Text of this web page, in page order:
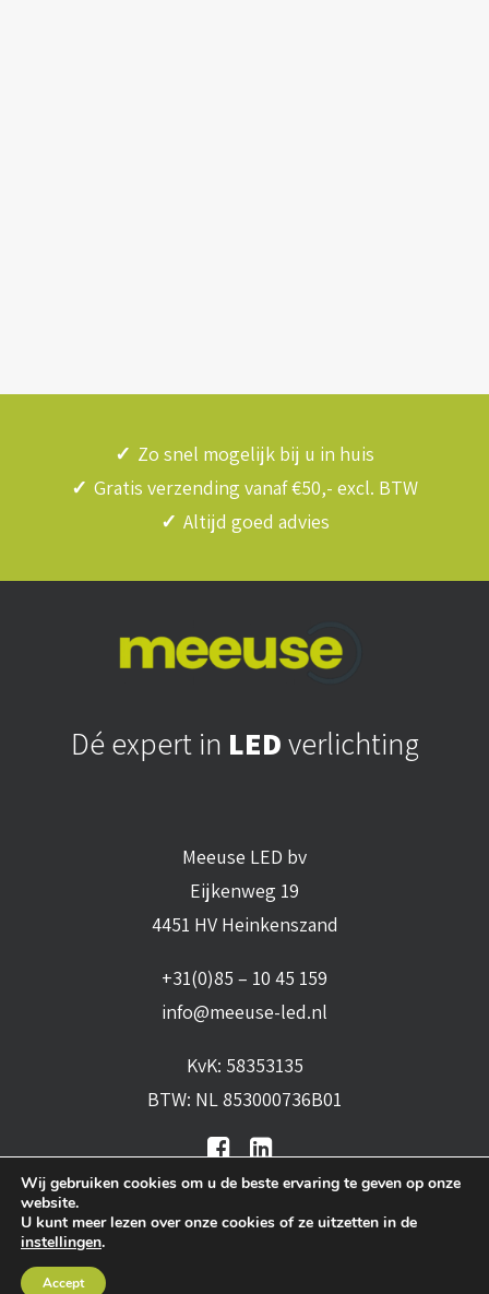
✓ Zo snel mogelijk bij u in huis
✓ Gratis verzending vanaf €50,- excl. BTW
✓ Altijd goed advies
Dé expert in LEDverlichting
Meeuse LED bv
Eijkenweg 19
4451 HV Heinkenszand
+31(0)85 – 10 45 159
info@meeuse-led.nl
KvK: 58353135
BTW: NL 853000736B01
Wij gebruiken cookies om u de beste ervaring te geven op onze
website.
U kunt meer lezen over onze cookies of ze uitzetten in de
instellingen.
Accept